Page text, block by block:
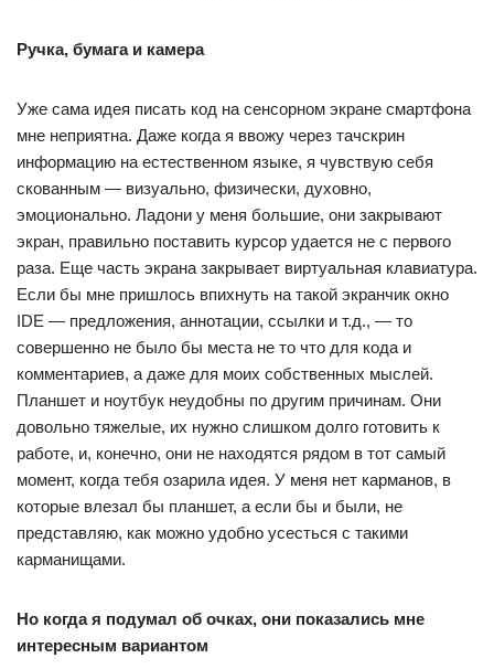
Ручка, бумага и камера
Уже сама идея писать код на сенсорном экране смартфона
мне неприятна. Даже когда я ввожу через тачскрин
информацию на естественном языке, я чувствую себя
скованным — визуально, физически, духовно,
эмоционально. Ладони у меня большие, они закрывают
экран, правильно поставить курсор удается не с первого
раза. Еще часть экрана закрывает виртуальная клавиатура.
Если бы мне пришлось впихнуть на такой экранчик окно
IDE — предложения, аннотации, ссылки и т.д., — то
совершенно не было бы места не то что для кода и
комментариев, а даже для моих собственных мыслей.
Планшет и ноутбук неудобны по другим причинам. Они
довольно тяжелые, их нужно слишком долго готовить к
работе, и, конечно, они не находятся рядом в тот самый
момент, когда тебя озарила идея. У меня нет карманов, в
которые влезал бы планшет, а если бы и были, не
представляю, как можно удобно усесться с такими
карманищами.
Но когда я подумал об очках, они показались мне
интересным вариантом